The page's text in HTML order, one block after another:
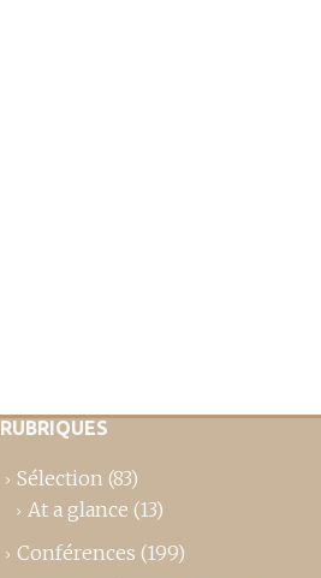
RUBRIQUES
Sélection (83)
At a glance (13)
Conférences (199)